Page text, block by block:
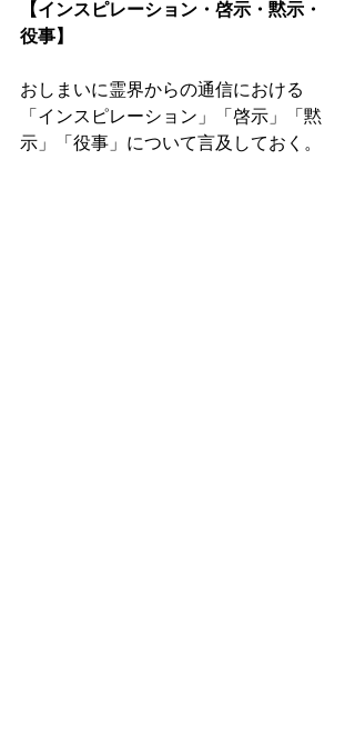
【インスピレーション・啓示・黙示・
役事】
おしまいに霊界からの通信における
「インスピレーション」「啓示」「黙
示」「役事」について言及しておく。